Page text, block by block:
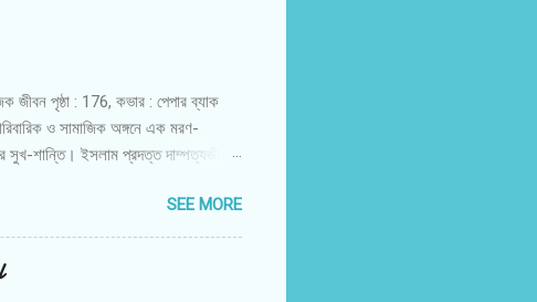
জীবন পৃষ্ঠা : 176, কভার : পেপার ব্যাক
ও সামাজিক অঙ্গনে এক মরণ-
সুখ-শান্তি। ইসলাম প্রদত্ত দাম্পত্যজীবন
ঊর্ধমুখী। আমাদের রাষ্ট্রের মাথাপিছু
তুচ্ছ থেকে তুচ্ছতর বিষয়কে কেন্দ্র করে
ডিভোর্সের সুখনাশক ঘটনা ঘটত না।
SEE MORE